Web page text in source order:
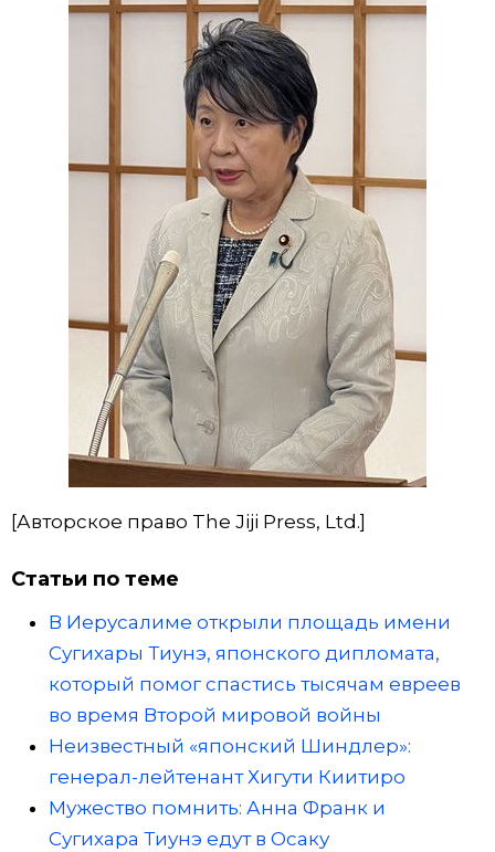
[Авторское право The Jiji Press, Ltd.]
Статьи по теме
В Иерусалиме открыли площадь имени
Сугихары Тиунэ, японского дипломата,
который помог спастись тысячам евреев
во время Второй мировой войны
Неизвестный «японский Шиндлер»:
генерал-лейтенант Хигути Киитиро
Мужество помнить: Анна Франк и
Сугихара Тиунэ едут в Осаку